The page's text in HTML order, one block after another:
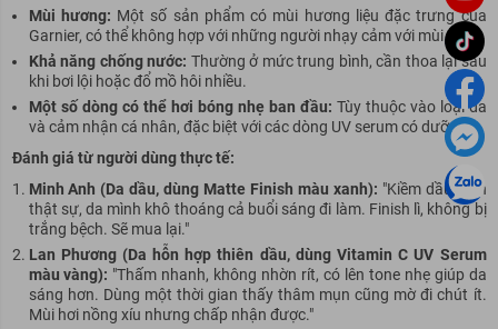
Mùi hương: Một số sản phẩm có mùi hương liệu đặc trưng của
Garnier, có thể không hợp với những người nhạy cảm với mùi.
Khả năng chống nước: Thường ở mức trung bình, cần thoa lại sau
khi bơi lội hoặc đổ mồ hôi nhiều.
Một số dòng có thể hơi bóng nhẹ ban đầu: Tùy thuộc vào loại da
và cảm nhận cá nhân, đặc biệt với các dòng UV serum có dưỡng.
Đánh giá từ người dùng thực tế:
Minh Anh (Da dầu, dùng Matte Finish màu xanh): "Kiềm dầu đỉnh
thật sự, da mình khô thoáng cả buổi sáng đi làm. Finish lì, không bị
trắng bệch. Sẽ mua lại."
Lan Phương (Da hỗn hợp thiên dầu, dùng Vitamin C UV Serum
màu vàng): "Thấm nhanh, không nhờn rít, có lên tone nhẹ giúp da
sáng hơn. Dùng một thời gian thấy thâm mụn cũng mờ đi chút ít.
Mùi hơi nồng xíu nhưng chấp nhận được."